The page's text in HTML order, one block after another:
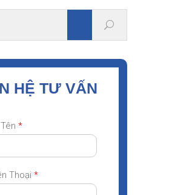
HỆ TƯ VẤN
*
Thoại *